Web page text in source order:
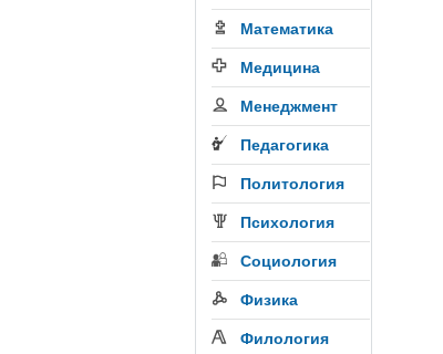
Математика
Медицина
Менеджмент
Педагогика
Политология
Психология
Социология
Физика
Филология